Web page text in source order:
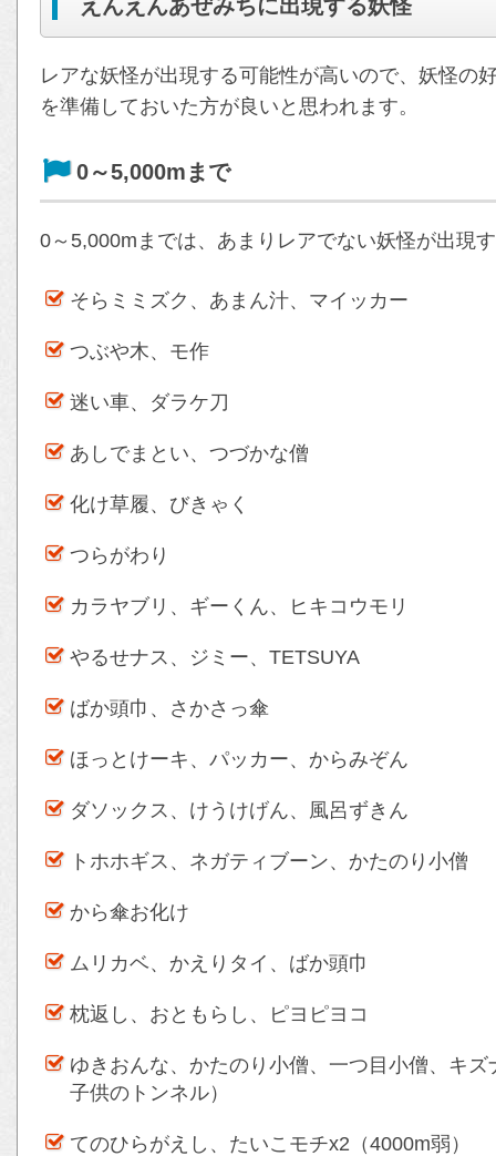
えんえんあぜみちに出現する妖怪
レアな妖怪が出現する可能性が高いので、妖怪の
を準備しておいた方が良いと思われます。
0～5,000mまで
0～5,000mまでは、あまりレアでない妖怪が出現
そらミミズク、あまん汁、マイッカー
つぶや木、モ作
迷い車、ダラケ刀
あしでまとい、つづかな僧
化け草履、びきゃく
つらがわり
カラヤブリ、ギーくん、ヒキコウモリ
やるせナス、ジミー、TETSUYA
ばか頭巾、さかさっ傘
ほっとけーキ、パッカー、からみぞん
ダソックス、けうけげん、風呂ずきん
トホホギス、ネガティブーン、かたのり小僧
から傘お化け
ムリカベ、かえりタイ、ばか頭巾
枕返し、おともらし、ピヨピヨコ
ゆきおんな、かたのり小僧、一つ目小僧、キ
子供のトンネル）
てのひらがえし、たいこモチx2（4000m弱）